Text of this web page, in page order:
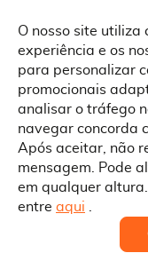
O nosso site utiliza
experiência e os
para personalizar
promocionais
analisar o tráfego
navegar concorda
Após aceitar, não
mensagem. Pode
em qualquer
entre aqui
Sobre a Suprides
Quem Somos
Informações
Termos e Condições
Condições Gerais
Serviço Pós-Venda
Pedido RMA
Contactos
Morada
Rua
+351
Copyright ©
, an Adobe
Política de Cookies
Ao aceitar a política de
que a utilização de
apresentação de serviços
alterar as suas definições
ALTERAR